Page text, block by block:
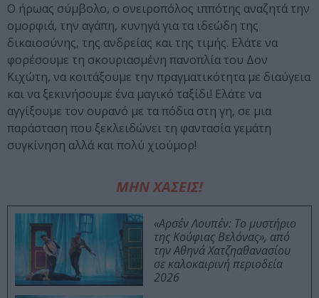
Ο ήρωας σύμβολο, ο ονειροπόλος ιππότης αναζητά την
ομορφιά, την αγάπη, κυνηγά για τα ιδεώδη της
δικαιοσύνης, της ανδρείας και της τιμής. Ελάτε να
φορέσουμε τη σκουριασμένη πανοπλία του Δον
Κιχώτη, να κοιτάξουμε την πραγματικότητα με διαύγεια
και να ξεκινήσουμε ένα μαγικό ταξίδι! Ελάτε να
αγγίξουμε τον ουρανό με τα πόδια στη γη, σε μια
παράσταση που ξεκλειδώνει τη φαντασία γεμάτη
συγκίνηση αλλά και πολύ χιούμορ!
ΜΗΝ ΧΑΣΕΙΣ!
«Αρσέν Λουπέν: Το μυστήριο
της Κούφιας Βελόνας», από
την Αθηνά Χατζηαθανασίου
σε καλοκαιρινή περιοδεία
2026